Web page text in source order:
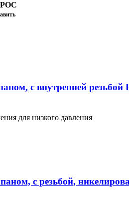
с внутренней резьбой
для низкого давления
с резьбой,